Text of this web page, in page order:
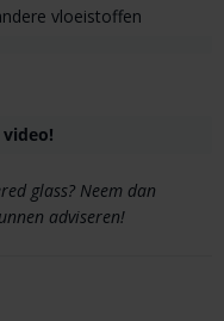
vloeistoffen
glass? Neem dan
adviseren!